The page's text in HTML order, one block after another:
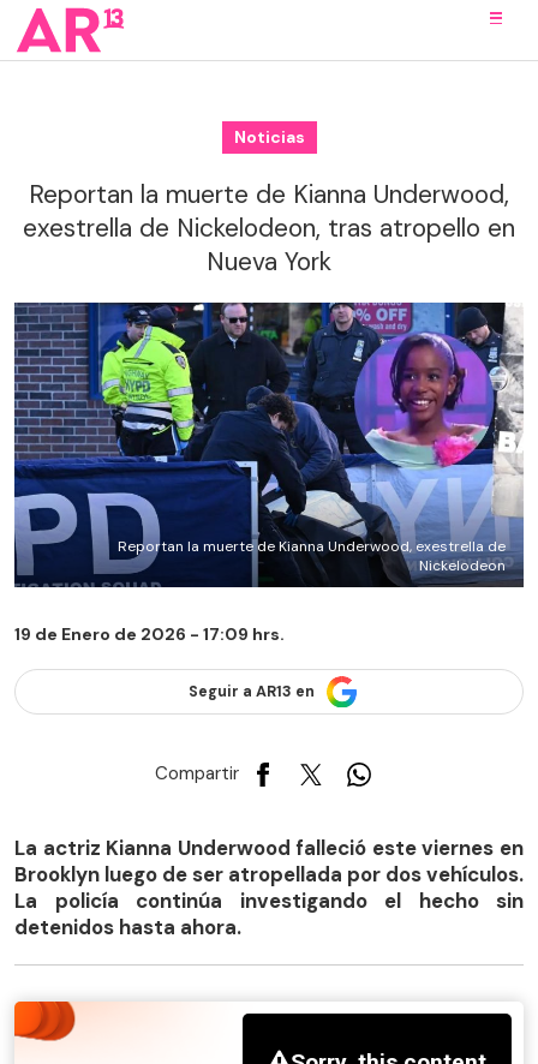
Noticias
Reportan la muerte de Kianna Underwood,
exestrella de Nickelodeon, tras atropello en
Nueva York
Reportan la muerte de Kianna Underwood, exestrella de
Nickelodeon
19 de Enero de 2026 - 17:09 hrs.
Seguir a AR13 en
Compartir
La actriz Kianna Underwood falleció este viernes en
Brooklyn luego de ser atropellada por dos vehículos.
La policía continúa investigando el hecho sin
detenidos hasta ahora.